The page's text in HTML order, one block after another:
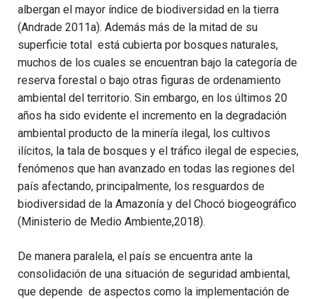
albergan el mayor índice de biodiversidad en la tierra
(Andrade 2011a). Además más de la mitad de su
superficie total está cubierta por bosques naturales,
muchos de los cuales se encuentran bajo la categoría de
reserva forestal o bajo otras figuras de ordenamiento
ambiental del territorio. Sin embargo, en los últimos 20
años ha sido evidente el incremento en la degradación
ambiental producto de la minería ilegal, los cultivos
ilícitos, la tala de bosques y el tráfico ilegal de especies,
fenómenos que han avanzado en todas las regiones del
país afectando, principalmente, los resguardos de
biodiversidad de la Amazonía y del Chocó biogeográfico
(Ministerio de Medio Ambiente,2018).
De manera paralela, el país se encuentra ante la
consolidación de una situación de seguridad ambiental,
que depende de aspectos como la implementación de